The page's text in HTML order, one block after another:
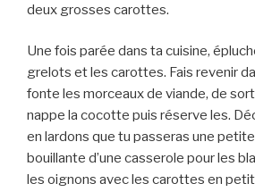
deux grosses carottes.
Une fois parée dans ta cuisine,
grelots et les carottes. Fais revenir
fonte les morceaux de viande, de
nappe la cocotte puis réserve les.
en lardons que tu passeras une petite
bouillante d’une casserole pour les
les oignons avec les carottes en